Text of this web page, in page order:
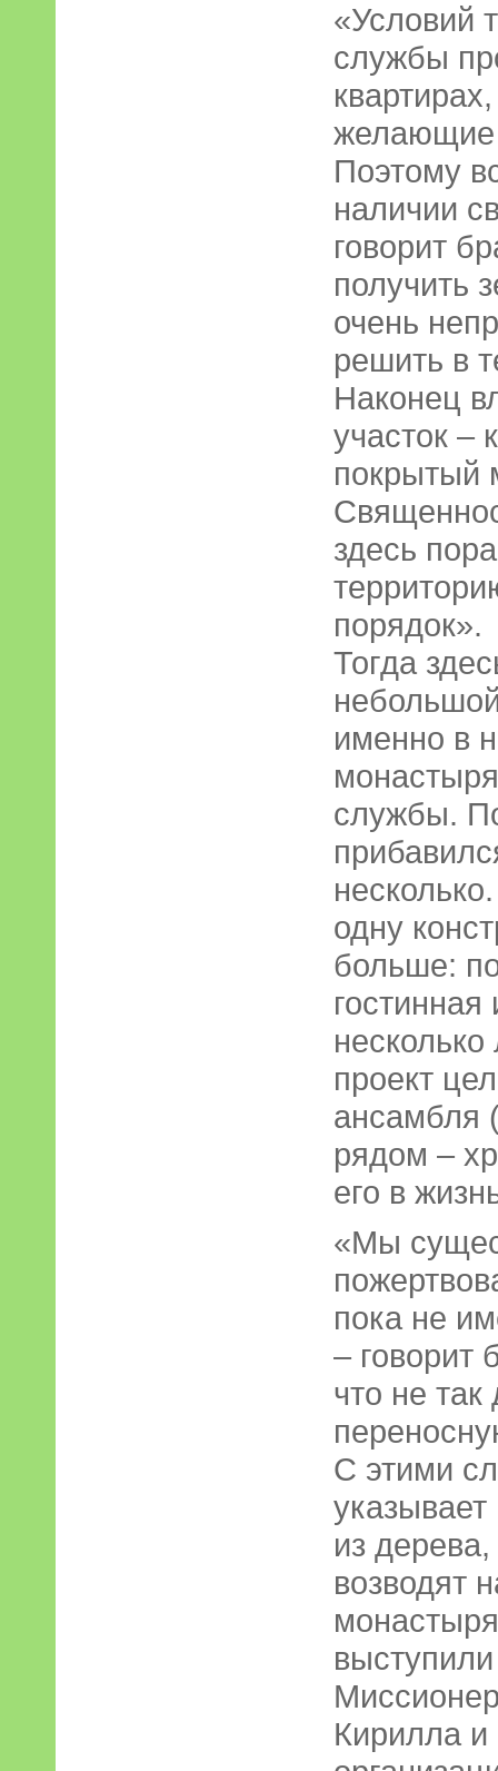
«Условий
службы
желающие
Поэтому
наличии
говорит
получить
очень
решить в
Наконец
участок –
покрытый
здесь
порядок».
Тогда
именно в
службы.
одну
больше:
проект
ансамбля
рядом –
его в
«Мы
пока не
– говорит
что не
С этими
из
возводят
Кирилла